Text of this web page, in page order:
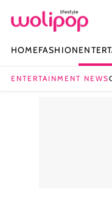
HOMEFASHION
ENTERTAINMENT NEWS